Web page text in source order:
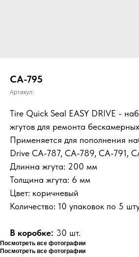
CA-795
Артикул:
Tire Quick Seal EASY DRIVE -
жгутов для ремонта
Применяется для пополнения
Drive СА-787, СА-789, СА-791,
Длинна жгута: 200 мм
Толщина жгута: 6 мм
Цвет: коричневый
Количество: 10 упаковок по 5
В коробке: 30 шт.
Посмотреть все фотографии
Посмотреть все фотографии